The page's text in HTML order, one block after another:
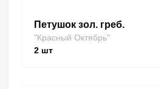
Петушок зол. греб.
"Красный Октябрь"
2 шт